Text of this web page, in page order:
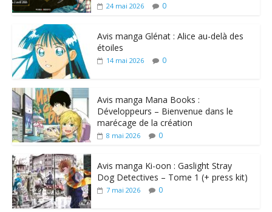
24 mai 2026 0
Avis manga Glénat : Alice au-delà des
étoiles
14 mai 2026 0
Avis manga Mana Books :
Développeurs – Bienvenue dans le
marécage de la création
8 mai 2026 0
Avis manga Ki-oon : Gaslight Stray
Dog Detectives – Tome 1 (+ press kit)
7 mai 2026 0